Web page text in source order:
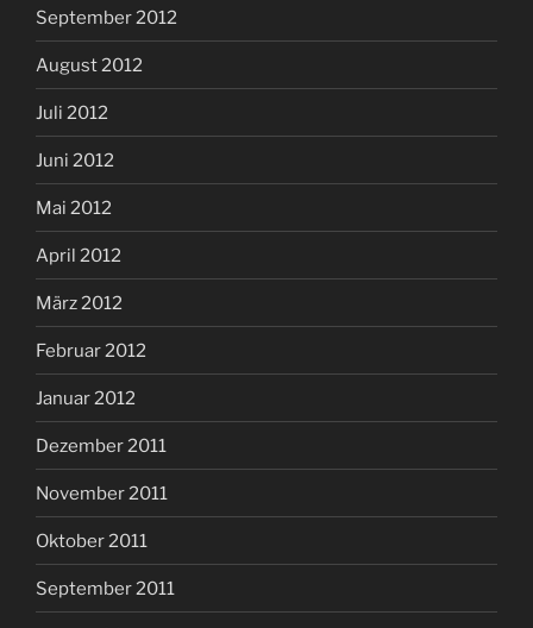
September 2012
August 2012
Juli 2012
Juni 2012
Mai 2012
April 2012
März 2012
Februar 2012
Januar 2012
Dezember 2011
November 2011
Oktober 2011
September 2011